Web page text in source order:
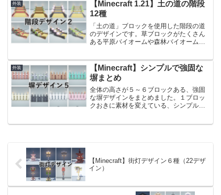
わせたデザインのものをお...
外装
【Minecraft 1.21】土の道の階段
12種
「土の道」ブロックを使用した階段の道
のデザインです。草ブロックがたくさん
ある平原バイオームや森林バイオームで
を準備すれば、道をスコップで変更する
だけで作ることが出来る、...
外装
【Minecraft】シンプルで強固な
塀まとめ
全体の高さが５～６ブロックある、強固
な塀デザインをまとめました。１ブロッ
クおきに素材を変えている、シンプルな
【Minecraft】街灯デザイン６種（22デザ
イン）